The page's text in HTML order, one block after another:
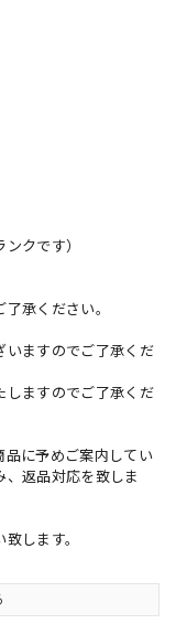
クです）
承ください。
いますのでご了承くだ
しますのでご了承くだ
品に予めご案内してい
、返品対応を致しま
します。